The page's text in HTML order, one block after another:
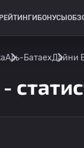
РЕЙТИНГИ БОНУСЫ
Аль-БатаехДайни